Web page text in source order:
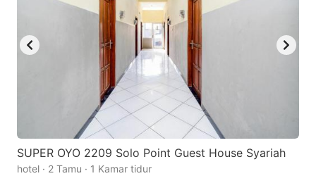
SUPER OYO 2209 Solo Point Guest House Syariah
hotel · 2 Tamu · 1 Kamar tidur